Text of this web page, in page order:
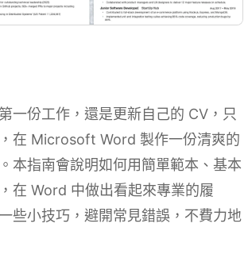
一份工作，還是更新自己的 CV，只
在 Microsoft Word 製作一份清爽的
本指南會說明如何用簡單範本、基本
在 Word 中做出看起來專業的履
些小技巧，避開常見錯誤，不費力地